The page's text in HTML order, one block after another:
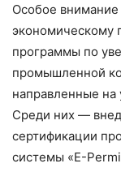
Особое
экономическому
программы по
промышленной
направленные
Среди них —
сертификации
системы «E-